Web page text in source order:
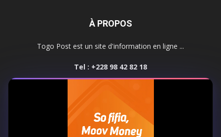
À PROPOS
Togo Post est un site d'information en ligne ...
Tel : +228 98 42 82 18
SUIVEZ NOUS